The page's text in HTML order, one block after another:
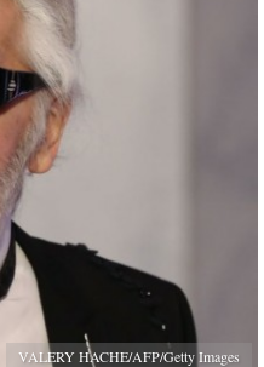
VALERY HACHE/AFP/Getty Images